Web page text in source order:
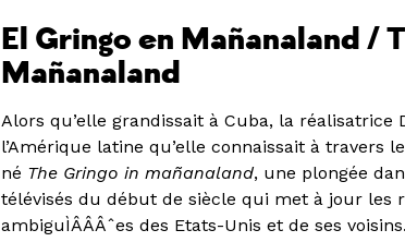
El Gringo en Mañanaland /
Mañanaland
Alors qu’elle grandissait à Cuba, la réalisatrice
l’Amérique latine qu’elle connaissait à travers
né The Gringo in mañanaland, une plongée
télévisés du début de siècle qui met à jour les
ambiguÌÂÂÂˆes des Etats-Unis et de ses voisins.